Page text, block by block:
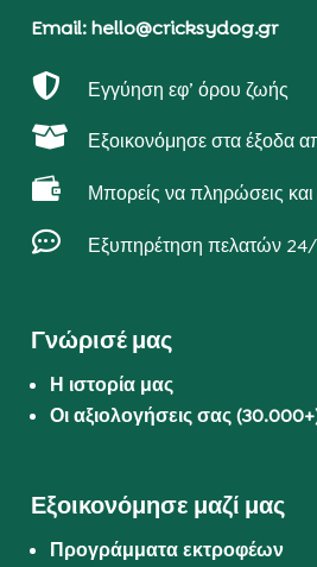
Email: hello@cricksydog.gr
 Εγγύηση εφ’ όρου ζωής
 Εξοικονόμησε στα έξοδα
 Μπορείς να πληρώσεις και
 Εξυπηρέτηση πελατών
Γνώρισέ μας
Η ιστορία μας
Οι αξιολογήσεις σας
Εξοικονόμησε μαζί μας
Προγράμματα εκτροφέων